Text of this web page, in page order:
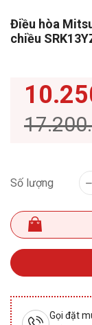
Điều hòa
chiều
Số lượng
Gọi đặt